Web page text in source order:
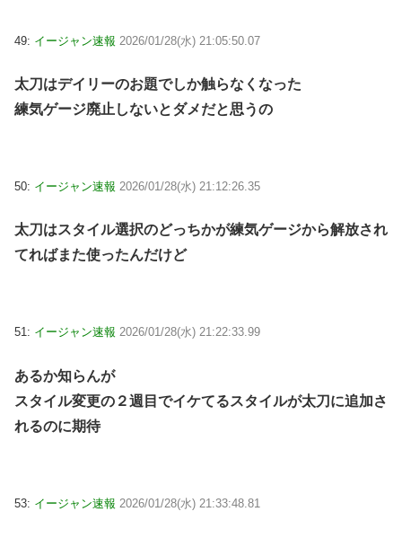
49: イージャン速報 2026/01/28(水) 21:05:50.07
太刀はデイリーのお題でしか触らなくなった
練気ゲージ廃止しないとダメだと思うの
50: イージャン速報 2026/01/28(水) 21:12:26.35
太刀はスタイル選択のどっちかが練気ゲージから解放され
てればまた使ったんだけど
51: イージャン速報 2026/01/28(水) 21:22:33.99
あるか知らんが
スタイル変更の２週目でイケてるスタイルが太刀に追加さ
れるのに期待
53: イージャン速報 2026/01/28(水) 21:33:48.81